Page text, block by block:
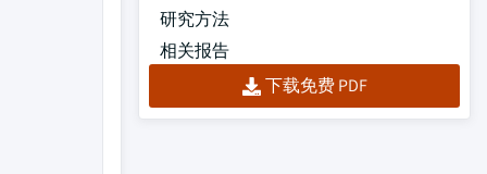
研究方法
相关报告
下载免费 PDF